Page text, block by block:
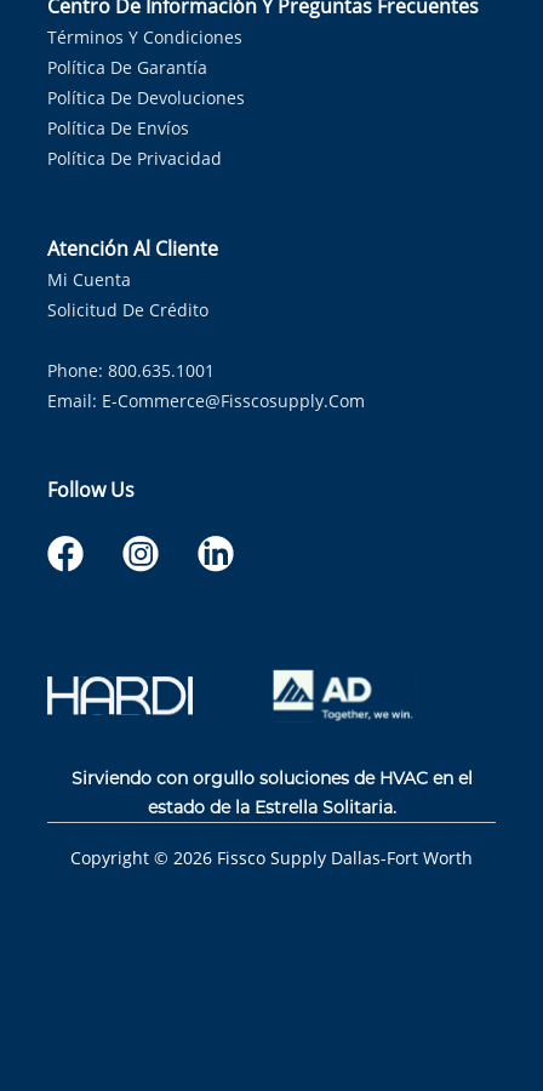
Centro De Información Y Preguntas Frecuentes
Términos Y Condiciones
Política De Garantía
Política De Devoluciones
Política De Envíos
Política De Privacidad
Atención Al Cliente
Mi Cuenta
Solicitud De Crédito
Phone: 800.635.1001
Email: E-Commerce@fisscosupply.com
Follow Us
Sirviendo con orgullo soluciones de HVAC en el
estado de la Estrella Solitaria.
Copyright © 2026 Fissco Supply Dallas-Fort Worth